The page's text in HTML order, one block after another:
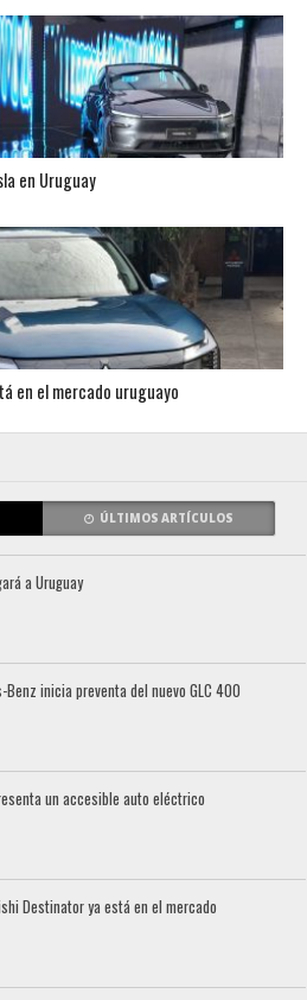
en Uruguay
en el mercado uruguayo
ÚLTIMOS ARTÍCULOS
a Uruguay
Benz inicia preventa del nuevo GLC 400
un accesible auto eléctrico
Destinator ya está en el mercado